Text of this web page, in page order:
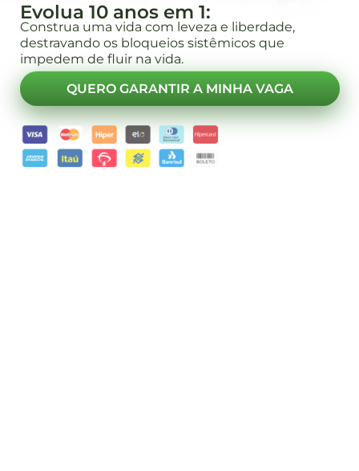
Evolua 10 anos em 1:
Construa uma vida com leveza e liberdade,
destravando os bloqueios sistêmicos que
impedem de fluir na vida.
QUERO GARANTIR A MINHA VAGA